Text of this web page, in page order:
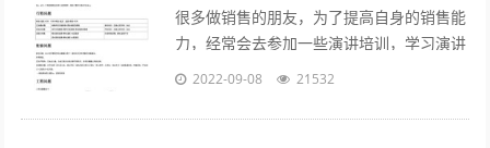
很多做销售的朋友，为了提高自身的销售能
力，经常会去参加一些演讲培训，学习演讲
能力，训练自己的执行力，树立强大销售自
2022-09-08 21532